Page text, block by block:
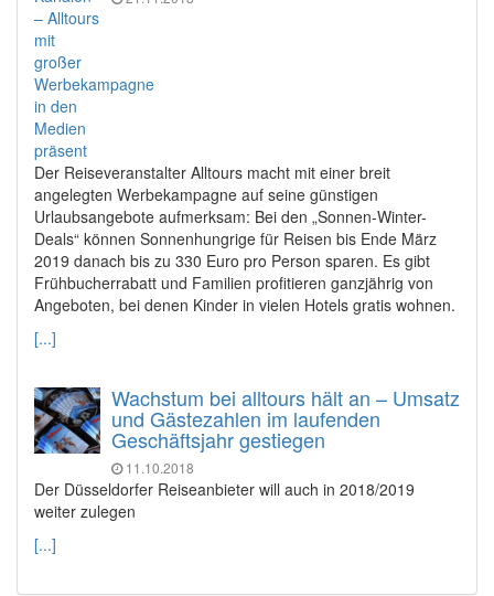
Der Reiseveranstalter Alltours macht mit einer breit
angelegten Werbekampagne auf seine günstigen
Urlaubsangebote aufmerksam: Bei den „Sonnen-Winter-
Deals“ können Sonnenhungrige für Reisen bis Ende März
2019 danach bis zu 330 Euro pro Person sparen. Es gibt
Frühbucherrabatt und Familien profitieren ganzjährig von
Angeboten, bei denen Kinder in vielen Hotels gratis wohnen.
[...]
Wachstum bei alltours hält an – Umsatz
und Gästezahlen im laufenden
Geschäftsjahr gestiegen
11.10.2018
Der Düsseldorfer Reiseanbieter will auch in 2018/2019
weiter zulegen
[...]